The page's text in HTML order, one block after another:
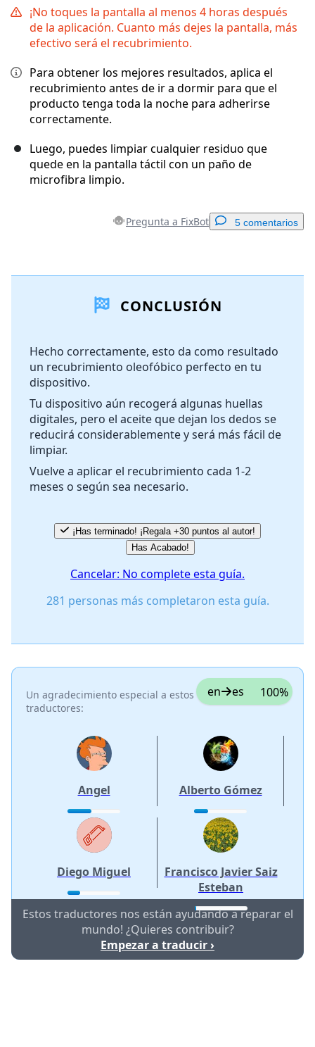
¡No toques la pantalla al menos 4 horas después
de la aplicación. Cuanto más dejes la pantalla, más
efectivo será el recubrimiento.
Para obtener los mejores resultados, aplica el
recubrimiento antes de ir a dormir para que el
producto tenga toda la noche para adherirse
correctamente.
Luego, puedes limpiar cualquier residuo que
quede en la pantalla táctil con un paño de
microfibra limpio.
Pregunta a FixBot 5 comentarios
Agregar Comentario
Cancelar Publicar comentario
CONCLUSIÓN
Hecho correctamente, esto da como resultado
un recubrimiento oleofóbico perfecto en tu
dispositivo.
Tu dispositivo aún recogerá algunas huellas
digitales, pero el aceite que dejan los dedos se
reducirá considerablemente y será más fácil de
limpiar.
Vuelve a aplicar el recubrimiento cada 1-2
meses o según sea necesario.
¡Has terminado! ¡Regala +30 puntos al autor!
Has Acabado!
Cancelar: No complete esta guía.
281 personas más completaron esta guía.
Un agradecimiento especial a estos
traductores:
en es 100%
Angel Alberto Gómez
Diego Miguel
Francisco Javier Saiz
Esteban
Estos traductores nos están ayudando a reparar el
mundo! ¿Quieres contribuir?
Empezar a traducir ›